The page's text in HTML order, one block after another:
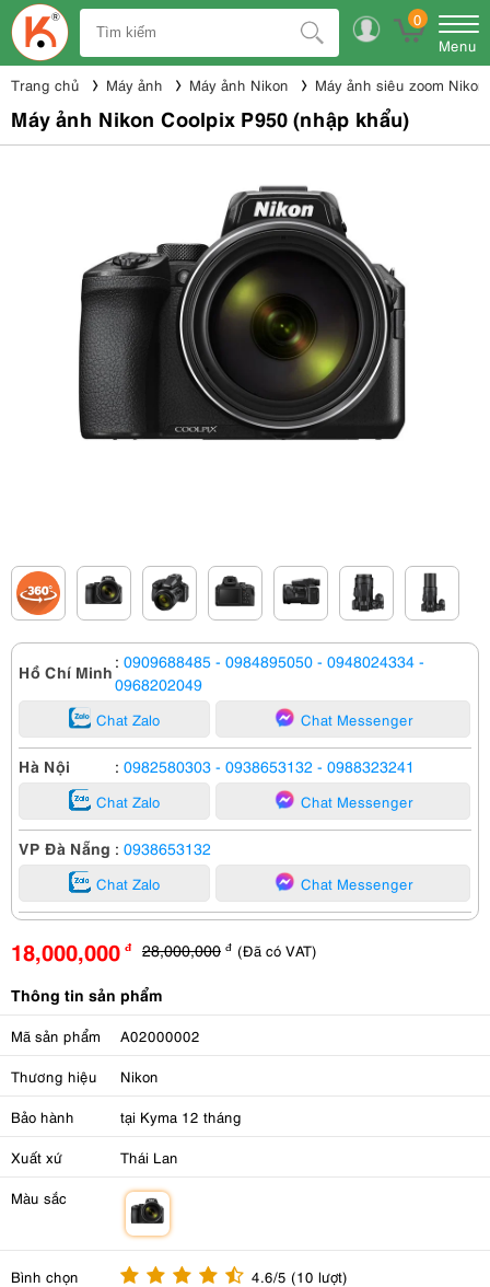
0
Menu
Trang chủ Máy ảnh Máy ảnh Nikon Máy ảnh siêu zoom Nikon
Máy ảnh Nikon Coolpix P950 (nhập khẩu)
Hồ Chí Minh : 0909688485 - 0984895050 - 0948024334 -
0968202049
Chat Zalo Chat Messenger
Hà Nội : 0982580303 - 0938653132 - 0988323241
Chat Zalo Chat Messenger
VP Đà Nẵng : 0938653132
Chat Zalo Chat Messenger
18,000,000 đ 28,000,000 đ (Đã có VAT)
Thông tin sản phẩm
Mã sản phẩm A02000002
Thương hiệu Nikon
Bảo hành tại Kyma 12 tháng
Xuất xứ Thái Lan
Màu sắc
Bình chọn 4.6/5 (10 lượt)